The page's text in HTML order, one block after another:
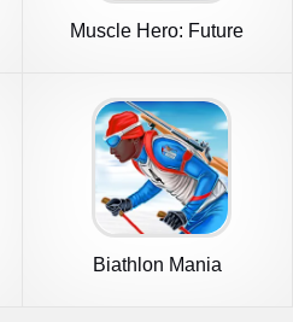
Muscle Hero: Future
Biathlon Mania